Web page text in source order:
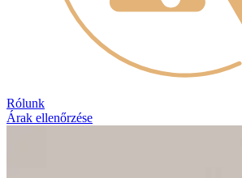
Rólunk
Árak ellenőrzése